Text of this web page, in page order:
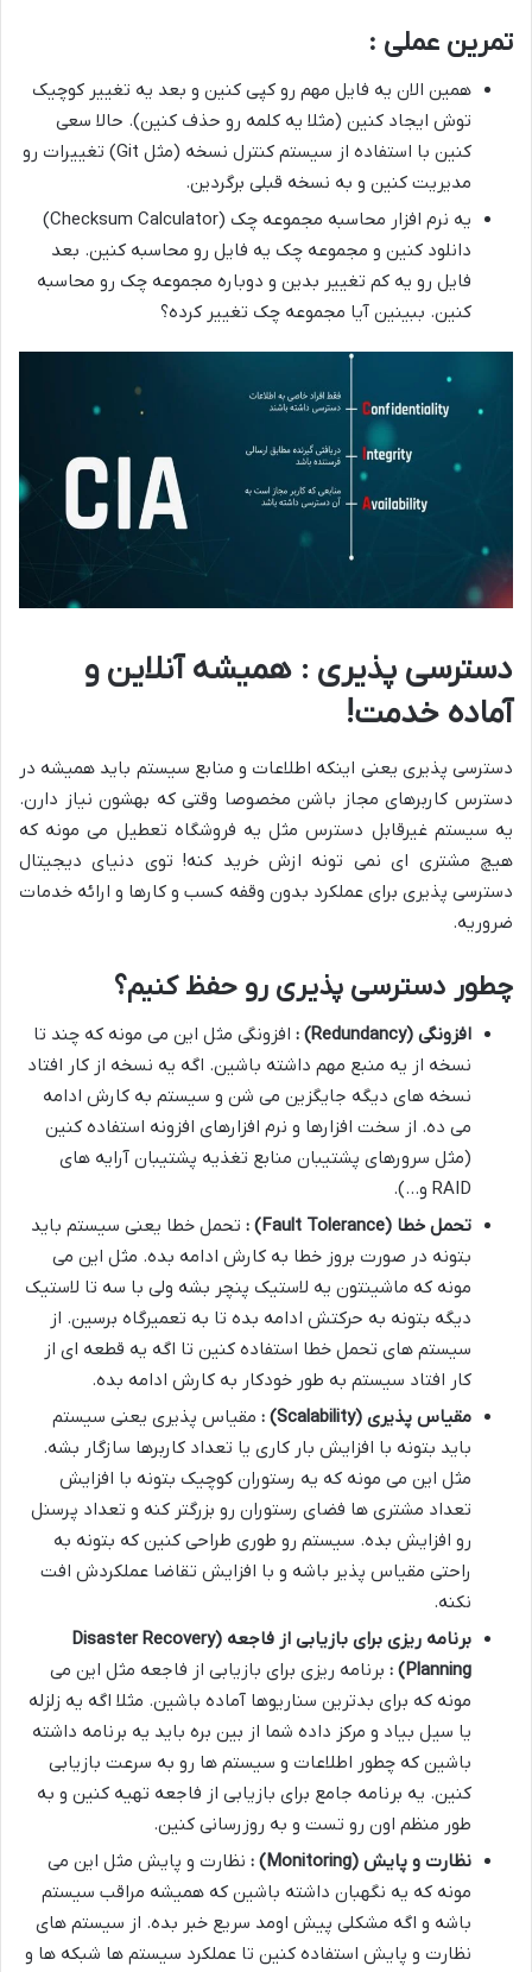
تمرین عملی :
همین الان یه فایل مهم رو کپی کنین و بعد یه تغییر کوچیک
توش ایجاد کنین (مثلا یه کلمه رو حذف کنین). حالا سعی
کنین با استفاده از سیستم کنترل نسخه (مثل Git) تغییرات رو
مدیریت کنین و به نسخه قبلی برگردین.
یه نرم افزار محاسبه مجموعه چک (Checksum Calculator)
دانلود کنین و مجموعه چک یه فایل رو محاسبه کنین. بعد
فایل رو یه کم تغییر بدین و دوباره مجموعه چک رو محاسبه
کنین. ببینین آیا مجموعه چک تغییر کرده؟
دسترسی پذیری : همیشه آنلاین و
آماده خدمت!
دسترسی پذیری یعنی اینکه اطلاعات و منابع سیستم باید همیشه در
دسترس کاربرهای مجاز باشن مخصوصا وقتی که بهشون نیاز دارن.
یه سیستم غیرقابل دسترس مثل یه فروشگاه تعطیل می مونه که
هیچ مشتری ای نمی تونه ازش خرید کنه! توی دنیای دیجیتال
دسترسی پذیری برای عملکرد بدون وقفه کسب و کارها و ارائه خدمات
ضروریه.
چطور دسترسی پذیری رو حفظ کنیم؟
افزونگی (Redundancy)
: افزونگی مثل این می مونه که چند تا
نسخه از یه منبع مهم داشته باشین. اگه یه نسخه از کار افتاد
نسخه های دیگه جایگزین می شن و سیستم به کارش ادامه
می ده. از سخت افزارها و نرم افزارهای افزونه استفاده کنین
(مثل سرورهای پشتیبان منابع تغذیه پشتیبان آرایه های
RAID و…).
تحمل خطا (Fault Tolerance)
: تحمل خطا یعنی سیستم باید
بتونه در صورت بروز خطا به کارش ادامه بده. مثل این می
مونه که ماشینتون یه لاستیک پنچر بشه ولی با سه تا لاستیک
دیگه بتونه به حرکتش ادامه بده تا به تعمیرگاه برسین. از
سیستم های تحمل خطا استفاده کنین تا اگه یه قطعه ای از
کار افتاد سیستم به طور خودکار به کارش ادامه بده.
مقیاس پذیری (Scalability)
: مقیاس پذیری یعنی سیستم
باید بتونه با افزایش بار کاری یا تعداد کاربرها سازگار بشه.
مثل این می مونه که یه رستوران کوچیک بتونه با افزایش
تعداد مشتری ها فضای رستوران رو بزرگتر کنه و تعداد پرسنل
رو افزایش بده. سیستم رو طوری طراحی کنین که بتونه به
راحتی مقیاس پذیر باشه و با افزایش تقاضا عملکردش افت
نکنه.
برنامه ریزی برای بازیابی از فاجعه (Disaster Recovery
Planning)
: برنامه ریزی برای بازیابی از فاجعه مثل این می
مونه که برای بدترین سناریوها آماده باشین. مثلا اگه یه زلزله
یا سیل بیاد و مرکز داده شما از بین بره باید یه برنامه داشته
باشین که چطور اطلاعات و سیستم ها رو به سرعت بازیابی
کنین. یه برنامه جامع برای بازیابی از فاجعه تهیه کنین و به
طور منظم اون رو تست و به روزرسانی کنین.
نظارت و پایش (Monitoring)
: نظارت و پایش مثل این می
مونه که یه نگهبان داشته باشین که همیشه مراقب سیستم
باشه و اگه مشکلی پیش اومد سریع خبر بده. از سیستم های
نظارت و پایش استفاده کنین تا عملکرد سیستم ها شبکه ها و